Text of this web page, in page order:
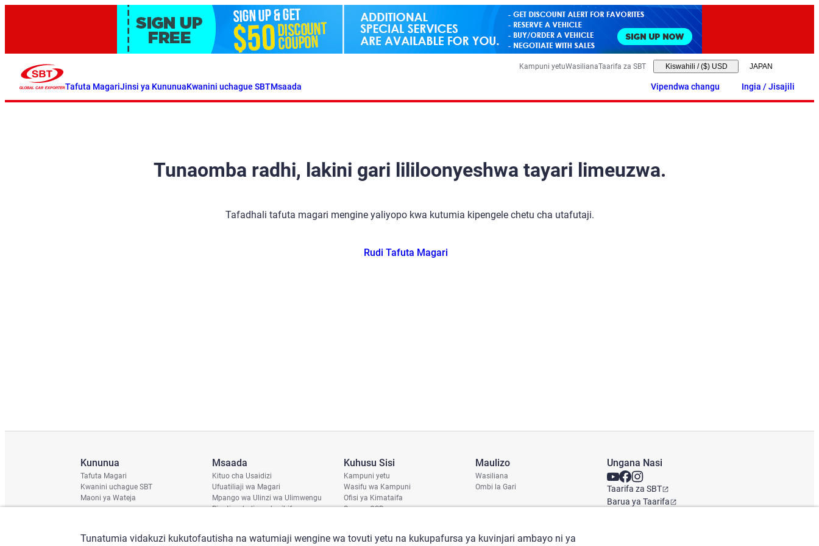
Tafuta MagariJinsi ya KununuaKwanini uchague SBTMsaada
Kampuni yetuWasilianaTaarifa za SBT Kiswahili / ($) USD
Vipendwa changu Ingia / Jisajili
Tunaomba radhi, lakini gari lililoonyeshwa tayari limeuzwa.
Tafadhali tafuta magari mengine yaliyopo kwa kutumia kipengele chetu cha utafutaji.
Rudi Tafuta Magari
Kununua
Tafuta Magari
Kwanini uchague SBT
Maoni ya Wateja
Msaada
Kituo cha Usaidizi
Ufuatiliaji wa Magari
Mpango wa Ulinzi wa Ulimwengu
Ripoti ya hali ya uharibifu
Kuhusu Sisi
Kampuni yetu
Wasifu wa Kampuni
Ofisi ya Kimataifa
Sera ya CSR
Maulizo
Wasiliana
Ombi la Gari
Ungana Nasi
Taarifa za SBT
Barua ya Taarifa
Tunatumia vidakuzi kukutofautisha na watumiaji wengine wa tovuti yetu na kukupafursa ya kuvinjari ambayo ni ya